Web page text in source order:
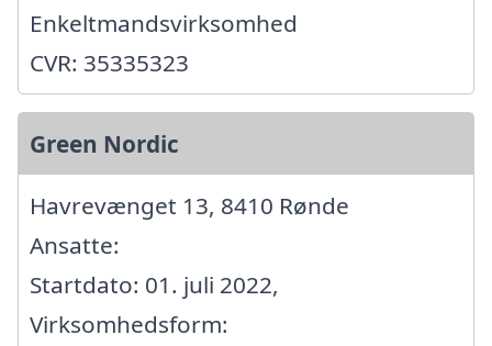
Enkeltmandsvirksomhed
CVR: 35335323
Green Nordic
Havrevænget 13, 8410 Rønde
Ansatte:
Startdato: 01. juli 2022,
Virksomhedsform: